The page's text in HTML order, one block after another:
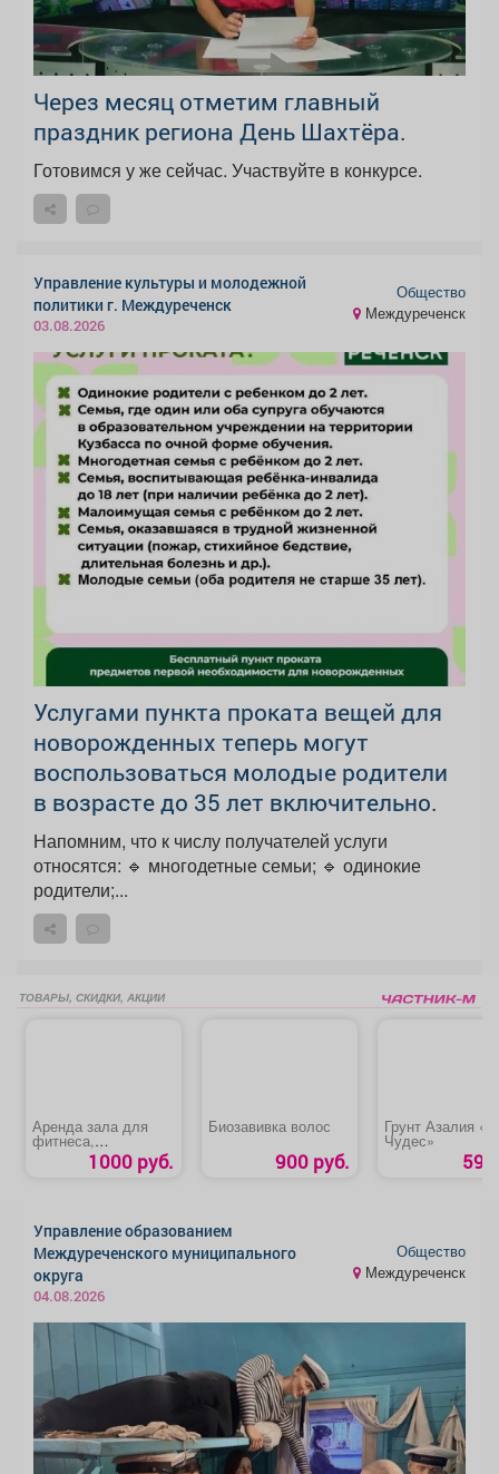
Через месяц отметим главный
праздник региона День Шахтёра.
Готовимся у же сейчас. Участвуйте в конкурсе.
Управление культуры и молодежной
политики г. Междуреченск
03.08.2026
Общество
Междуреченск
Услугами пункта проката вещей для
новорожденных теперь могут
воспользоваться молодые родители
в возрасте до 35 лет включительно.
Напомним, что к числу получателей услуги
относятся: 🔹 многодетные семьи; 🔹 одинокие
родители;...
ТОВАРЫ, СКИДКИ, АКЦИИ
Аренда зала для
фитнеса,
проведения
тренировок, мастер-
1000 руб.
Биозавивка волос
900 руб.
Грунт Азалия
Чудес»
59
Управление образованием
Междуреченского муниципального
округа
04.08.2026
Общество
Междуреченск